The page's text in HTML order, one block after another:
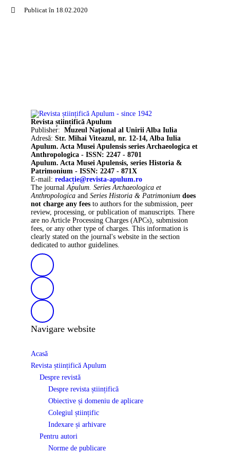
Publicat în 18.02.2020
Revista științifică Apulum
Publisher: Muzeul Naţional al Unirii Alba Iulia
Adresă: Str. Mihai Viteazul, nr. 12-14, Alba Iulia
Apulum. Acta Musei Apulensis series Archaeologica et
Anthropologica - ISSN: 2247 - 8701
Apulum. Acta Musei Apulensis, series Historia &
Patrimonium - ISSN: 2247 - 871X
E-mail: redacție@revista-apulum.ro
The journal Apulum. Series Archaeologica et
Anthropologica and Series Historia & Patrimonium does
not charge any fees to authors for the submission, peer
review, processing, or publication of manuscripts. There
are no Article Processing Charges (APCs), submission
fees, or any other type of charges. This information is
clearly stated on the journal's website in the section
dedicated to author guidelines.
Navigare website
Acasă
Revista științifică Apulum
Despre revistă
Despre revista științifică
Obiective și domeniu de aplicare
Colegiul științific
Indexare și arhivare
Pentru autori
Norme de publicare